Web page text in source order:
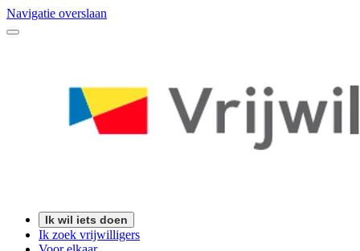
Navigatie overslaan
Ik wil iets doen
Ik zoek vrijwilligers